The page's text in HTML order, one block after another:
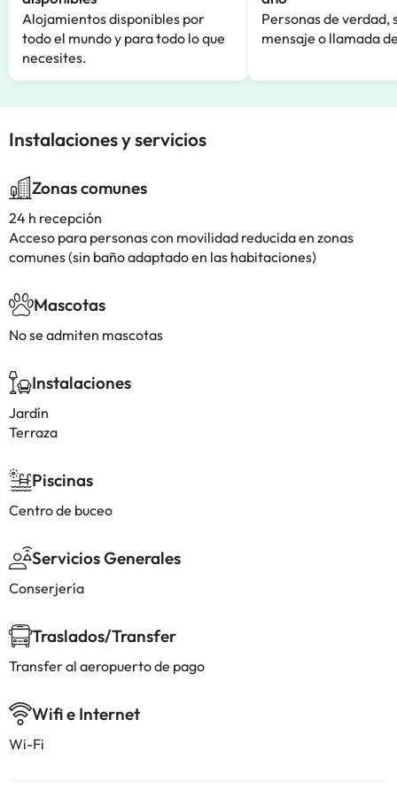
Alojamientos disponibles por
todo el mundo y para todo lo que
necesites.
Personas de verdad,
mensaje o llamada
Instalaciones y servicios
Zonas comunes
24 h recepción
Acceso para personas con movilidad reducida en zonas
comunes (sin baño adaptado en las habitaciones)
Mascotas
No se admiten mascotas
Instalaciones
Jardín
Terraza
Piscinas
Centro de buceo
Servicios Generales
Conserjería
Traslados/Transfer
Transfer al aeropuerto de pago
Wifi e Internet
Wi-Fi